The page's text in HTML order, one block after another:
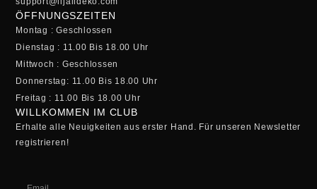
ÖFFNUNGSZEITEN
Montag : Geschlossen
Dienstag : 11.00 Bis 18.00 Uhr
Mittwoch : Geschlossen
Donnerstag: 11.00 Bis 18.00 Uhr
Freitag : 11.00 Bis 18.00 Uhr
WILLKOMMEN IM CLUB
Erhalte alle Neuigkeiten aus erster Hand. Für unseren Newsletter
registrieren!